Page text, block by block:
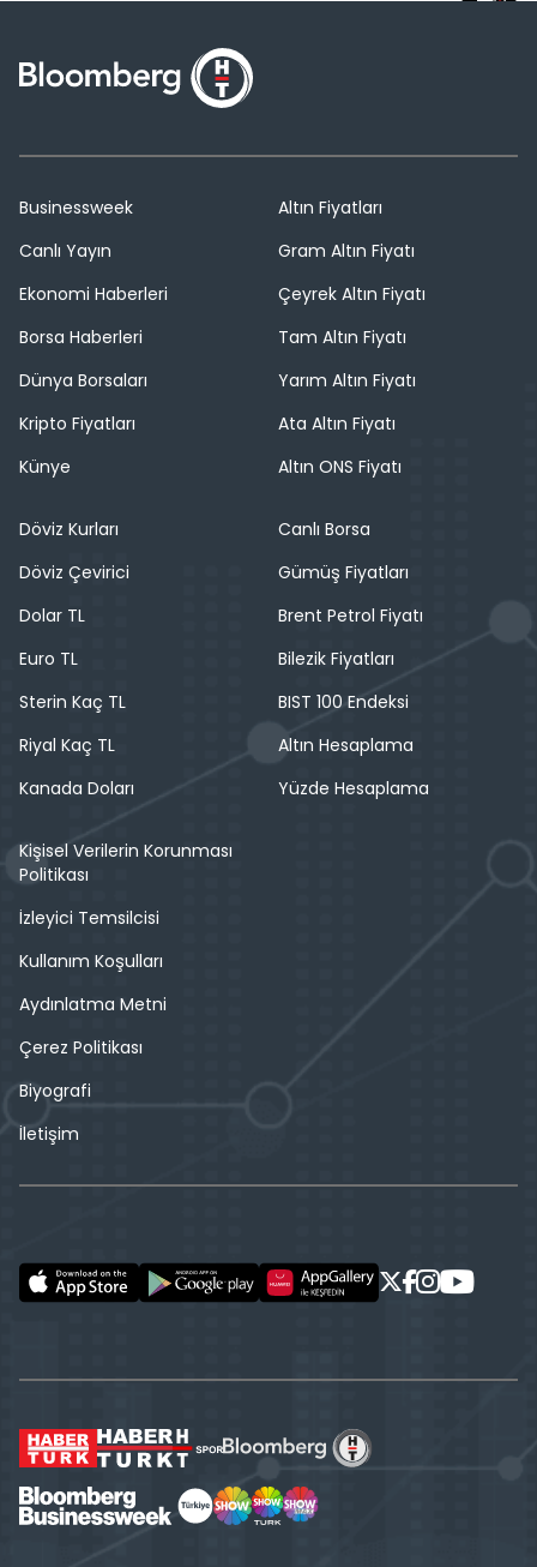
Businessweek
Canlı Yayın
Ekonomi Haberleri
Borsa Haberleri
Dünya Borsaları
Kripto Fiyatları
Künye
Altın Fiyatları
Gram Altın Fiyatı
Çeyrek Altın Fiyatı
Tam Altın Fiyatı
Yarım Altın Fiyatı
Ata Altın Fiyatı
Altın ONS Fiyatı
Döviz Kurları
Döviz Çevirici
Dolar TL
Euro TL
Sterin Kaç TL
Riyal Kaç TL
Kanada Doları
Canlı Borsa
Gümüş Fiyatları
Brent Petrol Fiyatı
Bilezik Fiyatları
BIST 100 Endeksi
Altın Hesaplama
Yüzde Hesaplama
Kişisel Verilerin Korunması
Politikası
İzleyici Temsilcisi
Kullanım Koşulları
Aydınlatma Metni
Çerez Politikası
Biyografi
İletişim